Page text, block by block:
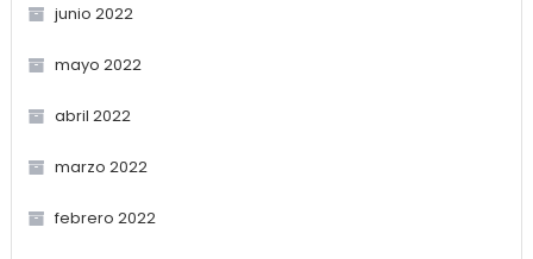
junio 2022
mayo 2022
abril 2022
marzo 2022
febrero 2022